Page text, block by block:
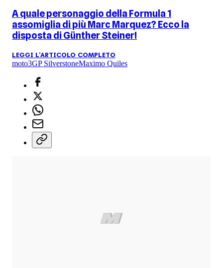
A quale personaggio della Formula 1
assomiglia di più Marc Marquez? Ecco la
disposta di Günther Steiner!
LEGGI L'ARTICOLO COMPLETO
moto3GP SilverstoneMaximo Quiles